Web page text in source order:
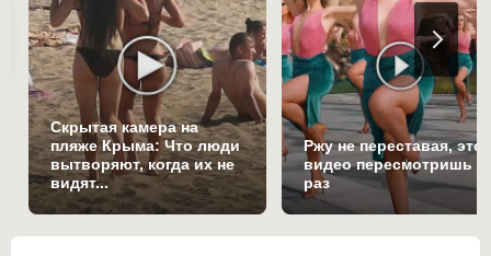
Скрытая камера на
пляже Крыма: Что люди
вытворяют, когда их не
видят...
Ржу не переставая, это
видео пересмотришь
раз